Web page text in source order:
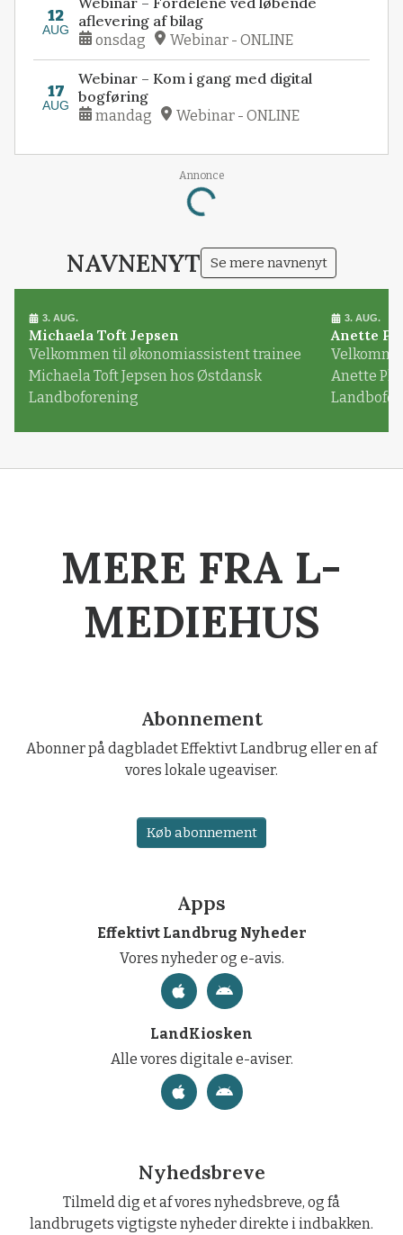
12
AUG
aflevering af bilag
onsdag Webinar - ONLINE
17
AUG
Webinar – Kom i gang med digital
bogføring
mandag Webinar - ONLINE
Annonce
Loading...
NAVNENYT Se mere navnenyt
3. AUG.
Michaela Toft Jepsen
Velkommen til økonomiassistent trainee
Michaela Toft Jepsen hos Østdansk
Landboforening
3. AUG.
Anette
Anette
MERE FRA L-
MEDIEHUS
Abonnement
Abonner på dagbladet Effektivt Landbrug eller en af
vores lokale ugeaviser.
Køb abonnement
Apps
Effektivt Landbrug Nyheder
Vores nyheder og e-avis.
LandKiosken
Alle vores digitale e-aviser.
Nyhedsbreve
Tilmeld dig et af vores nyhedsbreve, og få
landbrugets vigtigste nyheder direkte i indbakken.